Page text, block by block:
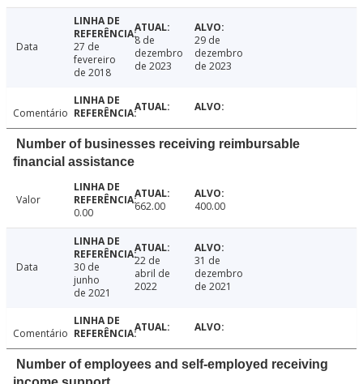
Data
27 de
fevereiro
de 2018
8 de
dezembro
de 2023
29 de
dezembro
de 2023
Comentário
Number of businesses receiving reimbursable
financial assistance
Valor
0.00
662.00 400.00
Data
30 de
junho
de 2021
22 de
abril de
2022
31 de
dezembro
de 2021
Comentário
Number of employees and self-employed receiving